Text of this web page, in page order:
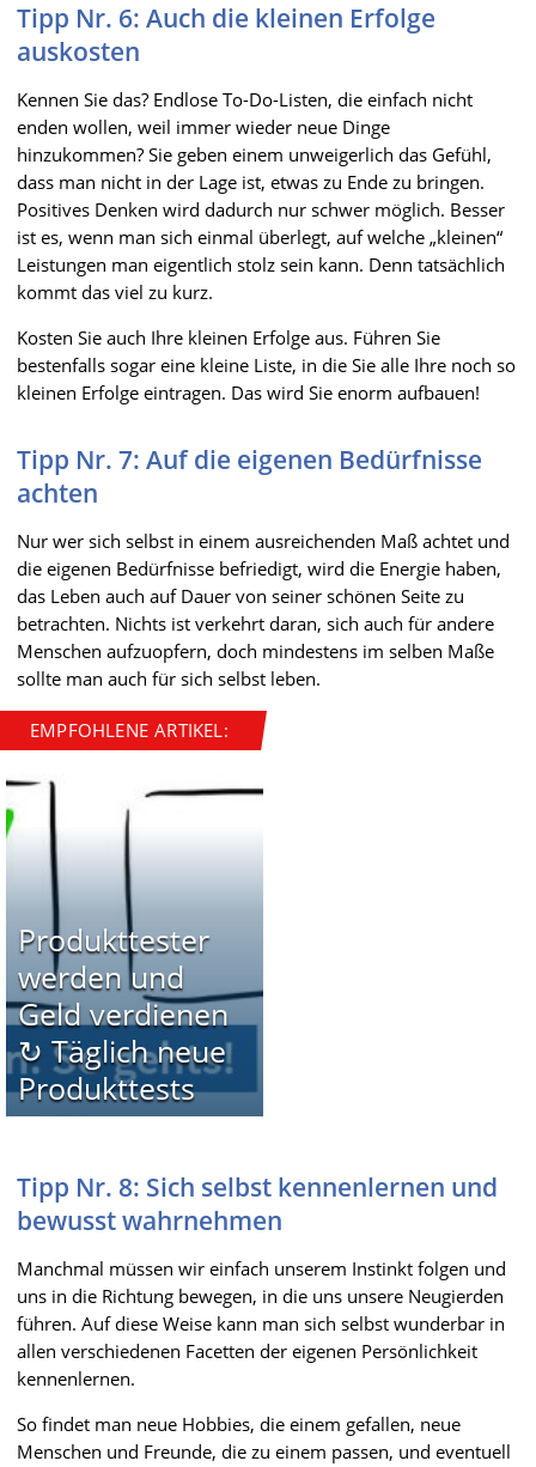
Tipp Nr. 6: Auch die kleinen Erfolge
auskosten
Kennen Sie das? Endlose To-Do-Listen, die einfach nicht
enden wollen, weil immer wieder neue Dinge
hinzukommen? Sie geben einem unweigerlich das Gefühl,
dass man nicht in der Lage ist, etwas zu Ende zu bringen.
Positives Denken wird dadurch nur schwer möglich. Besser
ist es, wenn man sich einmal überlegt, auf welche „kleinen“
Leistungen man eigentlich stolz sein kann. Denn tatsächlich
kommt das viel zu kurz.
Kosten Sie auch Ihre kleinen Erfolge aus. Führen Sie
bestenfalls sogar eine kleine Liste, in die Sie alle Ihre noch so
kleinen Erfolge eintragen. Das wird Sie enorm aufbauen!
Tipp Nr. 7: Auf die eigenen Bedürfnisse
achten
Nur wer sich selbst in einem ausreichenden Maß achtet und
die eigenen Bedürfnisse befriedigt, wird die Energie haben,
das Leben auch auf Dauer von seiner schönen Seite zu
betrachten. Nichts ist verkehrt daran, sich auch für andere
Menschen aufzuopfern, doch mindestens im selben Maße
sollte man auch für sich selbst leben.
EMPFOHLENE ARTIKEL:
Produkttester
werden und
Geld verdienen
↻ Täglich neue
Produkttests
Tipp Nr. 8: Sich selbst kennenlernen und
bewusst wahrnehmen
Manchmal müssen wir einfach unserem Instinkt folgen und
uns in die Richtung bewegen, in die uns unsere Neugierden
führen. Auf diese Weise kann man sich selbst wunderbar in
allen verschiedenen Facetten der eigenen Persönlichkeit
kennenlernen.
So findet man neue Hobbies, die einem gefallen, neue
Menschen und Freunde, die zu einem passen, und eventuell